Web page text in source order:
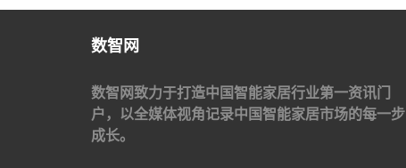
数智网
数智网致力于打造中国智能家居行业第一资讯门
户，以全媒体视角记录中国智能家居市场的每一步
成长。